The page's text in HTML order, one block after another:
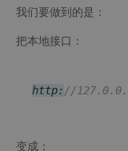
我们要做到的是：
把本地接口：
http: //
变成：